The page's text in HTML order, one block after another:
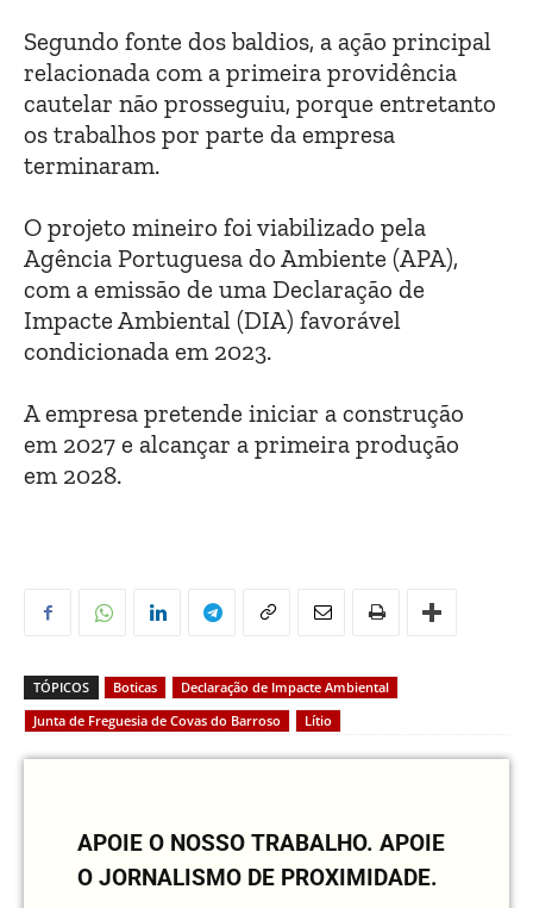
Segundo fonte dos baldios, a ação principal
relacionada com a primeira providência
cautelar não prosseguiu, porque entretanto
os trabalhos por parte da empresa
terminaram.
O projeto mineiro foi viabilizado pela
Agência Portuguesa do Ambiente (APA),
com a emissão de uma Declaração de
Impacte Ambiental (DIA) favorável
condicionada em 2023.
A empresa pretende iniciar a construção
em 2027 e alcançar a primeira produção
em 2028.
TÓPICOS Boticas
Declaração de Impacte Ambiental
Junta de Freguesia de Covas do Barroso
Lítio
APOIE O NOSSO TRABALHO. APOIE
O JORNALISMO DE PROXIMIDADE.